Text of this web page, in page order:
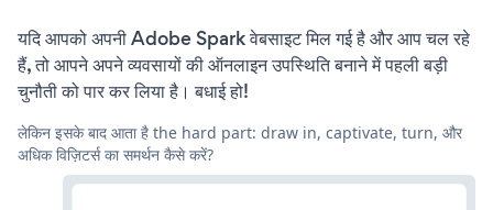
यदि आपको अपनी Adobe Spark वेबसाइट मिल गई है और आप चल रहे
हैं, तो आपने अपने व्यवसायों की ऑनलाइन उपस्थिति बनाने में पहली बड़ी
चुनौती को पार कर लिया है। बधाई हो!
लेकिन इसके बाद आता है the hard part: draw in, captivate, turn, और
अधिक विज़िटर्स का समर्थन कैसे करें?